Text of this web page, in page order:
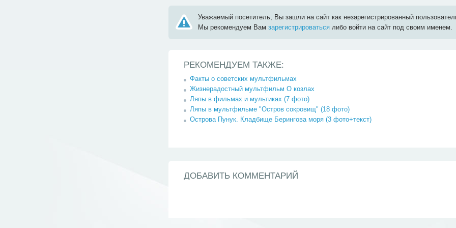
Уважаемый посетитель, Вы зашли на сайт как незарегистрированный
Мы рекомендуем Вамзарегистрироваться либо войти на сайт под своим именем.
РЕКОМЕНДУЕМ ТАКЖЕ:
Факты о советских мультфильмах
Жизнерадостный мультфильм О козлах
Ляпы в фильмах и мультиках (7 фото)
Ляпы в мультфильме "Остров сокровищ" (18 фото)
Острова Пунук. Кладбище Берингова моря (3 фото+текст)
ДОБАВИТЬ КОММЕНТАРИЙ